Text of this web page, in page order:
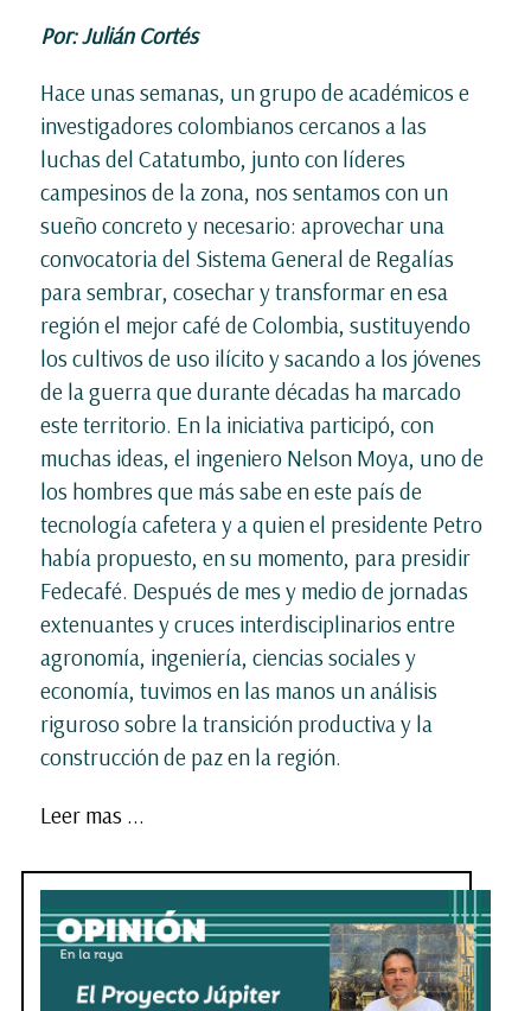
Por: Julián Cortés
Hace unas semanas, un grupo de académicos e
investigadores colombianos cercanos a las
luchas del Catatumbo, junto con líderes
campesinos de la zona, nos sentamos con un
sueño concreto y necesario: aprovechar una
convocatoria del Sistema General de Regalías
para sembrar, cosechar y transformar en esa
región el mejor café de Colombia, sustituyendo
los cultivos de uso ilícito y sacando a los jóvenes
de la guerra que durante décadas ha marcado
este territorio. En la iniciativa participó, con
muchas ideas, el ingeniero Nelson Moya, uno de
los hombres que más sabe en este país de
tecnología cafetera y a quien el presidente Petro
había propuesto, en su momento, para presidir
Fedecafé. Después de mes y medio de jornadas
extenuantes y cruces interdisciplinarios entre
agronomía, ingeniería, ciencias sociales y
economía, tuvimos en las manos un análisis
riguroso sobre la transición productiva y la
construcción de paz en la región.
Leer mas ...